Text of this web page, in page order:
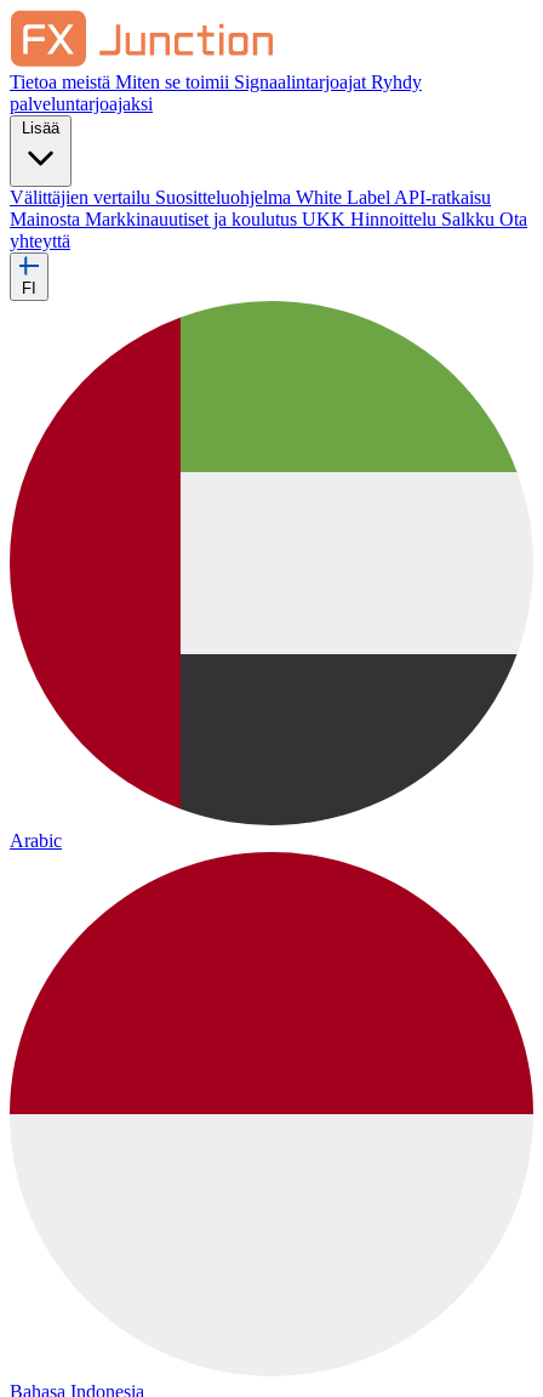
Tietoa meistä Miten se toimii Signaalintarjoajat Ryhdy
palveluntarjoajaksi
Lisää
Välittäjien vertailu Suositteluohjelma White Label API-ratkaisu
Mainosta Markkinauutiset ja koulutus UKK Hinnoittelu Salkku Ota
yhteyttä
FI
Arabic
Bahasa Indonesia